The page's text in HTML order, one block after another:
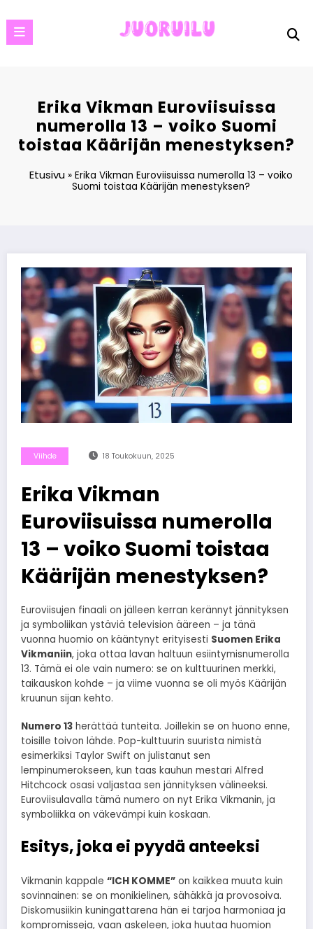
to
content
Erika Vikman Euroviisuissa
numerolla 13 – voiko Suomi
toistaa Käärijän menestyksen?
Etusivu »Erika Vikman Euroviisuissa numerolla 13 – voiko
Suomi toistaa Käärijän menestyksen?
Viihde 18 Toukokuun, 2025
Erika Vikman
Euroviisuissa numerolla
13 – voiko Suomi toistaa
Käärijän menestyksen?
Euroviisujen finaali on jälleen kerran kerännyt jännityksen
ja symboliikan ystäviä television ääreen – ja tänä
vuonna huomio on kääntynyt erityisesti Suomen Erika
Vikmaniin, joka ottaa lavan haltuun esiintymisnumerolla
13. Tämä ei ole vain numero: se on kulttuurinen merkki,
taikauskon kohde – ja viime vuonna se oli myös Käärijän
kruunun sijan kehto.
Numero 13 herättää tunteita. Joillekin se on huono enne,
toisille toivon lähde. Pop-kulttuurin suurista nimistä
esimerkiksi Taylor Swift on julistanut sen
lempinumerokseen, kun taas kauhun mestari Alfred
Hitchcock osasi valjastaa sen jännityksen välineeksi.
Euroviisulavalla tämä numero on nyt Erika Vikmanin, ja
symboliikka on väkevämpi kuin koskaan.
Esitys, joka ei pyydä anteeksi
Vikmanin kappale “ICH KOMME” on kaikkea muuta kuin
sovinnainen: se on monikielinen, sähäkkä ja provosoiva.
Diskomusiikin kuningattarena hän ei tarjoa harmoniaa ja
kompromisseja, vaan askeleen, joka huutaa huomion